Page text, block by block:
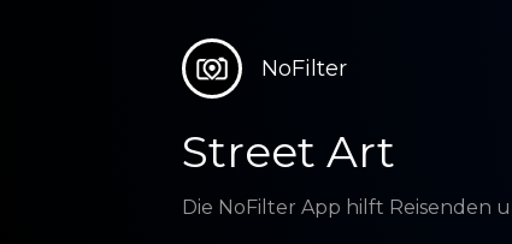
NoFilter
Street Art
Die NoFilter App hilft Reisenden